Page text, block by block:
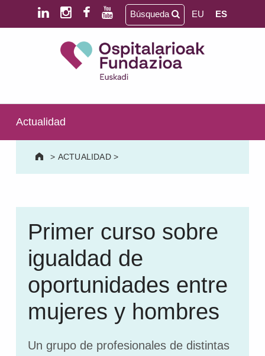
Saltar al contenido principal
Saltar al pie de página
SALUD MENTAL | DISCAPACIDAD INTELECTUAL | NEURORREHABILITACIÓN Y DAÑO CEREBRAL | PERSONA MAYOR
Búsqueda EU ES
Actualidad
> ACTUALIDAD>
Primer curso sobre
igualdad de
oportunidades entre
mujeres y hombres
Un grupo de profesionales de distintas